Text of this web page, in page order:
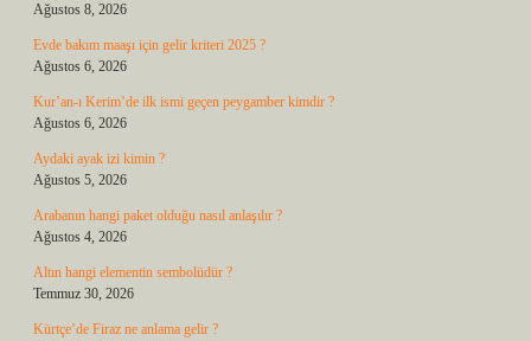
Ağustos 8, 2026
Evde bakım maaşı için gelir kriteri 2025 ?
Ağustos 6, 2026
Kur’an-ı Kerim’de ilk ismi geçen peygamber kimdir ?
Ağustos 6, 2026
Aydaki ayak izi kimin ?
Ağustos 5, 2026
Arabanın hangi paket olduğu nasıl anlaşılır ?
Ağustos 4, 2026
Altın hangi elementin sembolüdür ?
Temmuz 30, 2026
Kürtçe’de Firaz ne anlama gelir ?